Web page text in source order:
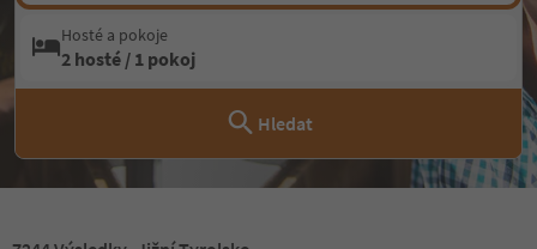
Hosté a pokoje
2 hosté / 1 pokoj
Hledat